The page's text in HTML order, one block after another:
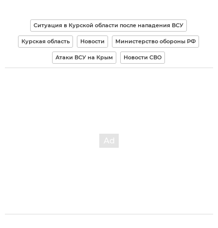
Ситуация в Курской области после нападения ВСУ
Курская область Новости Министерство обороны РФ
Атаки ВСУ на Крым Новости СВО